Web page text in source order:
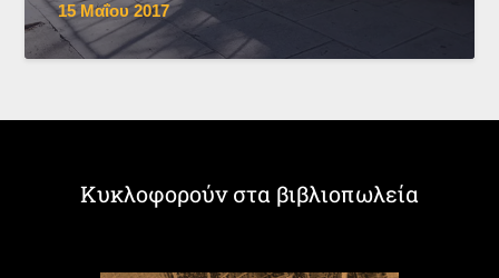
15 Μαΐου 2017
Κυκλοφορούν στα βιβλιοπωλεία